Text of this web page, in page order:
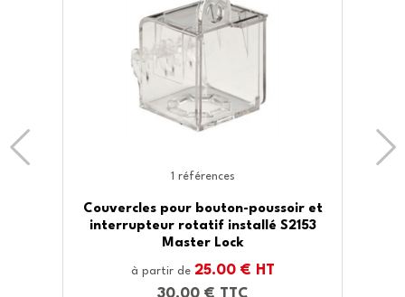
1 références
Couvercles pour bouton-poussoir et
interrupteur rotatif installé S2153
Master Lock
à partir de 25.00 € HT
30,00 € TTC
Previous